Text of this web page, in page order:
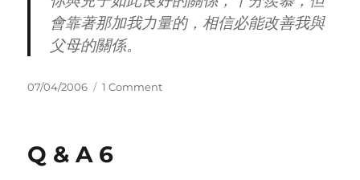
會靠著那加我力量的，相信必能改善我與
父母的關係。
Posted
07/04/2006 1 Commenton
Q & A 6